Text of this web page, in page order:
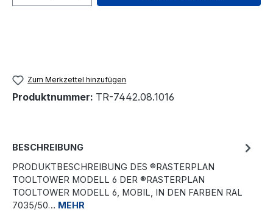
Zum Merkzettel hinzufügen
Produktnummer: TR-7442.08.1016
BESCHREIBUNG
PRODUKTBESCHREIBUNG DES ®RASTERPLAN
TOOLTOWER MODELL 6 DER ®RASTERPLAN
TOOLTOWER MODELL 6, MOBIL, IN DEN FARBEN RAL
7035/50… MEHR